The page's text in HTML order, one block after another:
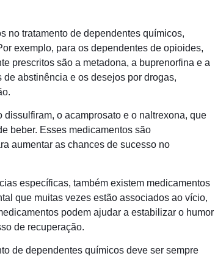
no tratamento de dependentes químicos,
exemplo, para os dependentes de opioides,
prescritos são a metadona, a buprenorfina e a
abstinência e os desejos por drogas,
o acamprosato e o naltrexona, que
beber. Esses medicamentos são
aumentar as chances de sucesso no
específicas, também existem medicamentos
que muitas vezes estão associados ao vício,
podem ajudar a estabilizar o humor
de recuperação.
de dependentes químicos deve ser sempre